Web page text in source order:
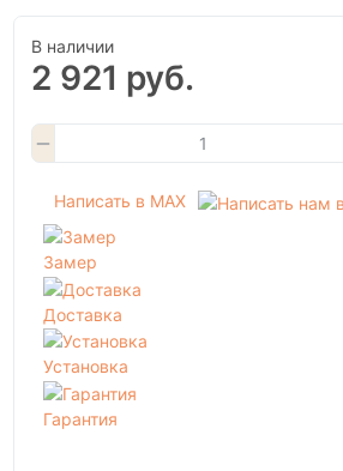
В наличии
2 921 руб.
Написать в MAX
Замер
Доставка
Установка
Гарантия